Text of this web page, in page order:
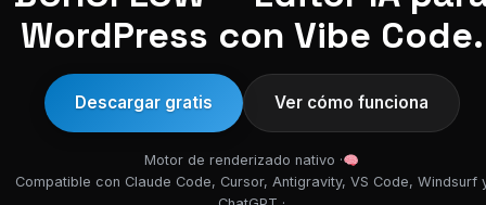
WordPress con Vibe Code.
Descargar gratis Ver cómo funciona
Motor de renderizado nativo ·
Compatible con Claude Code, Cursor, Antigravity, VS Code, Windsurf